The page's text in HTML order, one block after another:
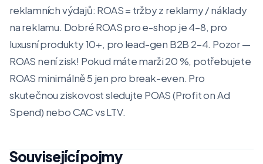
reklamních výdajů: ROAS = tržby z reklamy / náklady
na reklamu. Dobré ROAS pro e-shop je 4–8, pro
luxusní produkty 10+, pro lead-gen B2B 2–4. Pozor —
ROAS není zisk! Pokud máte marži 20 %, potřebujete
ROAS minimálně 5 jen pro break-even. Pro
skutečnou ziskovost sledujte POAS (Profit on Ad
Spend) nebo CAC vs LTV.
Související pojmy